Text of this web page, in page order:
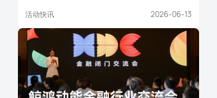
活动快讯 2026-06-13